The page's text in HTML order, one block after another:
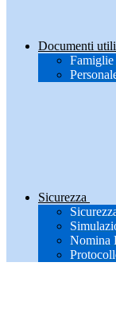
Documenti utili
Famiglie
Sicurezza
Nomina